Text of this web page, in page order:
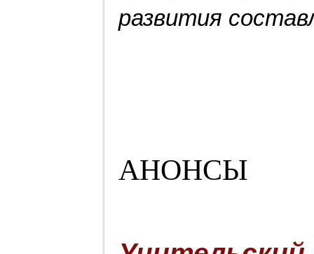
развития
АНОНСЫ